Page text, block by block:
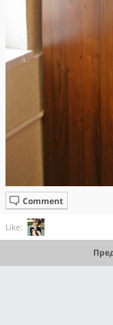
Comment
Like: